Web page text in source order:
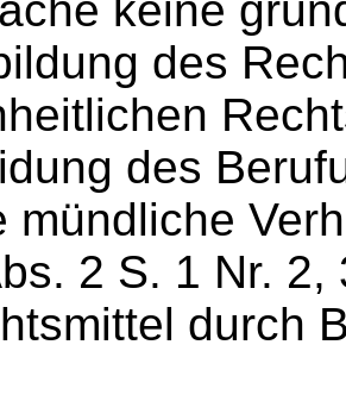
des
des
mündliche
2 S. 1 Nr.
durch